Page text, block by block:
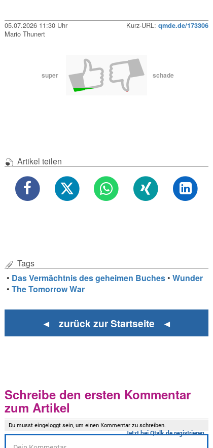
05.07.2026 11:30 Uhr Kurz-URL: qmde.de/173306
Mario Thunert
super schade
Artikel teilen
Tags
• Das Vermächtnis des geheimen Buches •Wunder
•The Tomorrow War
◄ zurück zur Startseite ◄
Schreibe den ersten Kommentar
zum Artikel